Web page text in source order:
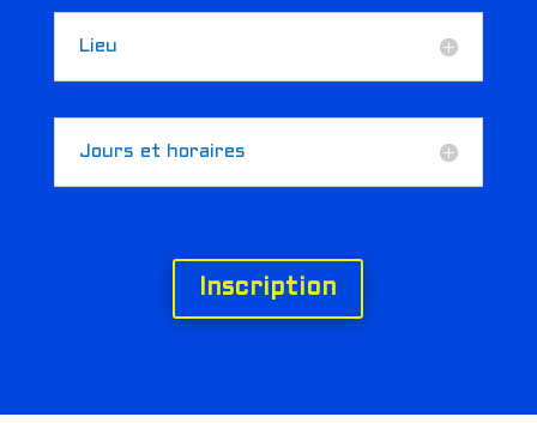
Lieu
Jours et horaires
Inscription